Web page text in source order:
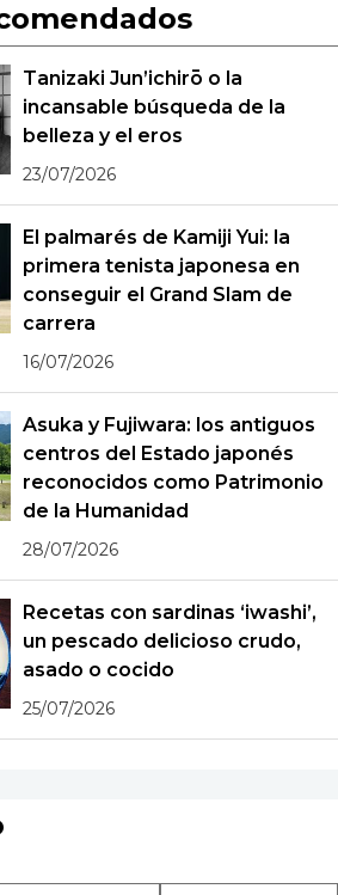
Tanizaki Jun’ichirō o la
incansable búsqueda de la
belleza y el eros
23/07/2026
El palmarés de Kamiji Yui: la
primera tenista japonesa en
conseguir el Grand Slam de
carrera
16/07/2026
Asuka y Fujiwara: los antiguos
centros del Estado japonés
reconocidos como Patrimonio
de la Humanidad
28/07/2026
Recetas con sardinas ‘iwashi’,
un pescado delicioso crudo,
asado o cocido
25/07/2026